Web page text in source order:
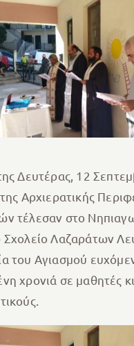
Δευτέρας, 12
Αρχιερατικής
τέλεσαν στο
Σχολείο Λαζαράτων
του Αγιασμού
χρονιά σε μαθητές κι